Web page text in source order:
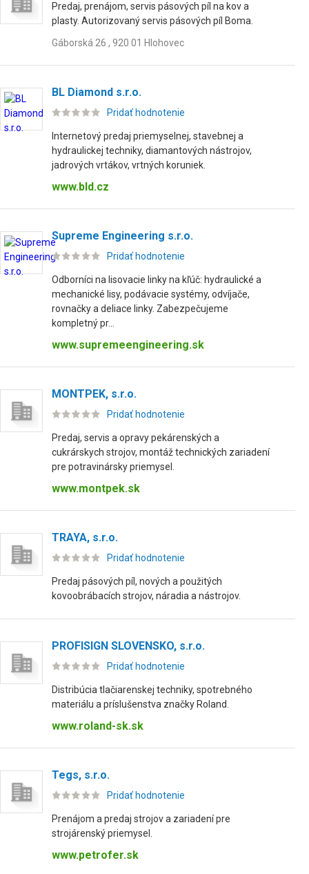
Predaj, prenájom, servis pásových píl na kov a
plasty. Autorizovaný servis pásových píl Boma.
Gáborská 26 , 920 01 Hlohovec
BL Diamond s.r.o.
Pridať hodnotenie
Internetový predaj priemyselnej, stavebnej a
hydraulickej techniky, diamantových nástrojov,
jadrových vrtákov, vrtných koruniek.
www.bld.cz
Supreme Engineering s.r.o.
Pridať hodnotenie
Odborníci na lisovacie linky na kľúč: hydraulické a
mechanické lisy, podávacie systémy, odvíjače,
rovnačky a deliace linky. Zabezpečujeme
kompletný pr...
www.supremeengineering.sk
MONTPEK, s.r.o.
Pridať hodnotenie
Predaj, servis a opravy pekárenských a
cukrárskych strojov, montáž technických zariadení
pre potravinársky priemysel.
www.montpek.sk
TRAYA, s.r.o.
Pridať hodnotenie
Predaj pásových píl, nových a použitých
kovoobrábacích strojov, náradia a nástrojov.
PROFISIGN SLOVENSKO, s.r.o.
Pridať hodnotenie
Distribúcia tlačiarenskej techniky, spotrebného
materiálu a príslušenstva značky Roland.
www.roland-sk.sk
Tegs, s.r.o.
Pridať hodnotenie
Prenájom a predaj strojov a zariadení pre
strojárenský priemysel.
www.petrofer.sk